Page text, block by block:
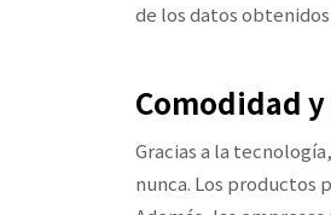
de los datos
Comodidad
Gracias a la
nunca. Los productos